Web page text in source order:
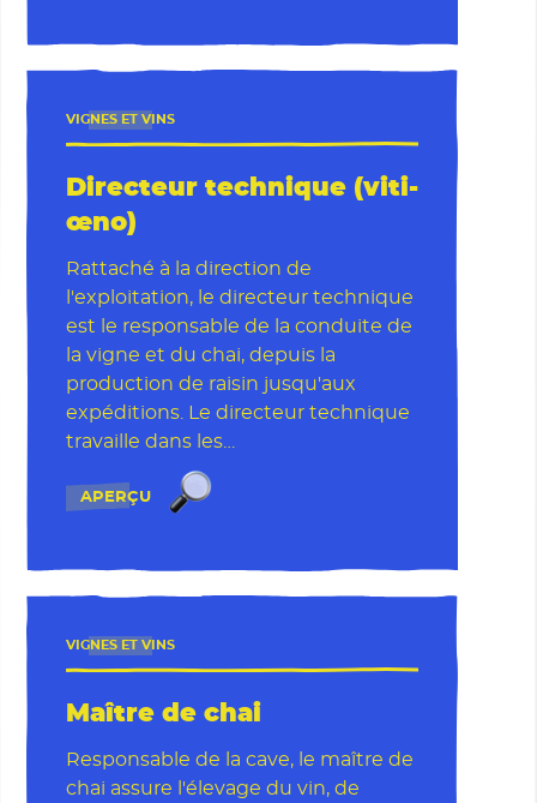
VIGNES ET VINS
Directeur technique (viti-
œno)
Rattaché à la direction de
l'exploitation, le directeur technique
est le responsable de la conduite de
la vigne et du chai, depuis la
production de raisin jusqu'aux
expéditions. Le directeur technique
travaille dans les…
APERÇU Directeur technique (viti-œno)
VIGNES ET VINS
Maître de chai
Responsable de la cave, le maître de
chai assure l'élevage du vin, de